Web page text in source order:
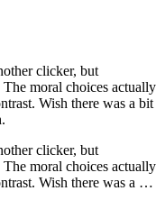
clicker, but
moral choices actually
Wish there was a bit
clicker, but
moral choices actually
Wish there was a bit